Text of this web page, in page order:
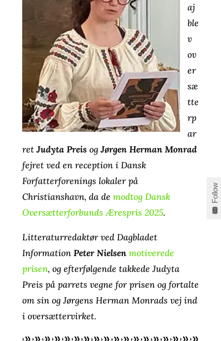
aj
ble
v
ov
er
sæ
tte
rp
ar
retJudyta Preis ogJørgen Herman Monrad
fejret ved en reception i Dansk
Forfatterforenings lokaler på
Christianshavn, da de modtog Dansk
Oversætterforbunds Ærespris 2025.
Litteraturredaktør ved Dagbladet
Information Peter Nielsen motiverede
prisen, og efterfølgende takkede Judyta
Preis på parrets vegne for prisen og fortalte
om sin og Jørgens Herman Monrads vej ind
i oversættervirket.
Follow